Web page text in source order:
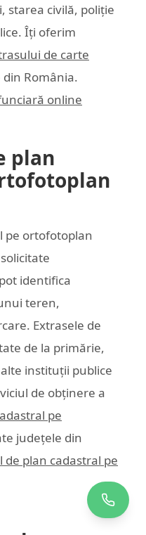
starea civilă, poliție
Îți oferim
de carte
România.
online
plan
pe ortofotoplan
identifica
teren,
Extrasele de
de la primărie,
instituții publice
de obținere a
pe
județele din
plan cadastral pe